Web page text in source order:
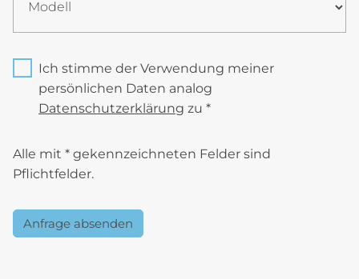
Ich stimme der Verwendung meiner
persönlichen Daten analog
Datenschutzerklärung zu *
Alle mit * gekennzeichneten Felder sind
Pflichtfelder.
Anfrage absenden